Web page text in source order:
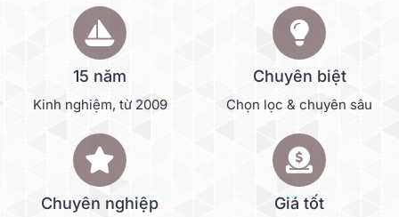
15 năm
Kinh nghiệm, từ 2009
Chuyên biệt
Chọn lọc & chuyên sâu
Chuyên nghiệp Giá tốt